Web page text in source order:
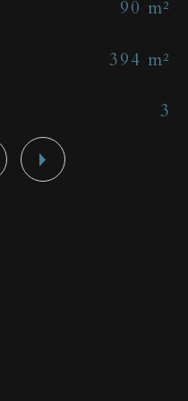
90 m²
394 m²
3